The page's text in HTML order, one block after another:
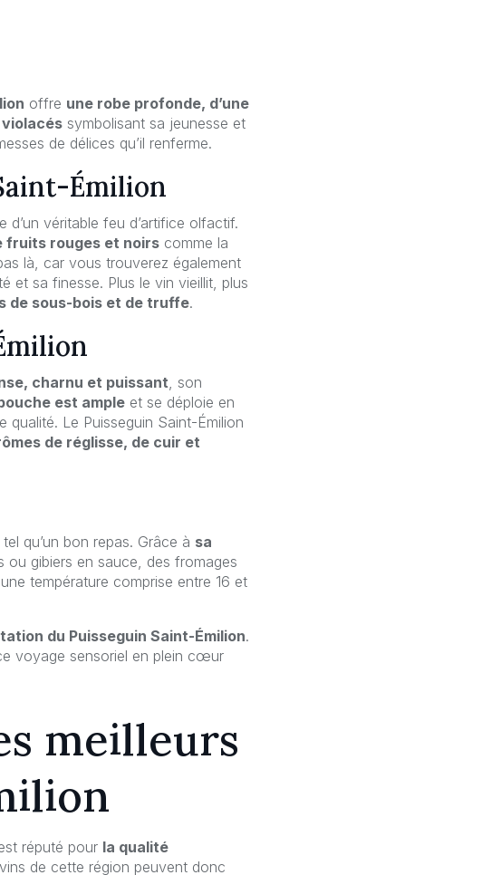
offre une robe profonde, d’une
symbolisant sa jeunesse et
de délices qu’il renferme.
Émilion
d’un véritable feu d’artifice olfactif.
fruits rouges et noirs comme la
là, car vous trouverez également
et sa finesse. Plus le vin vieillit, plus
de sous-bois et de truffe.
charnu et puissant, son
est ample et se déploie en
qualité. Le Puisseguin Saint-Émilion
de réglisse, de cuir et
qu’un bon repas. Grâce à sa
ou gibiers en sauce, des fromages
température comprise entre 16 et
du Puisseguin Saint-Émilion.
voyage sensoriel en plein cœur
meilleurs
réputé pour la qualité
de cette région peuvent donc